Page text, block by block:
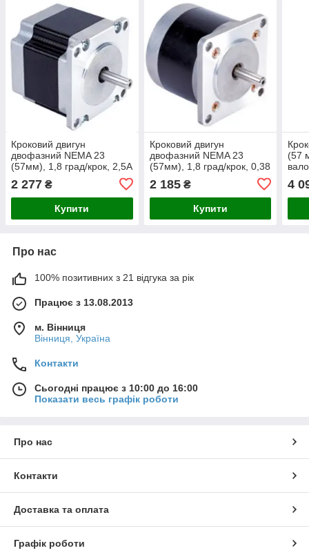
Кроковий двигун
двофазний NEMA 23
(57мм), 1,8 град/крок, 2,5А
2 277 ₴
Купити
Кроковий двигун
двофазний NEMA 23
(57мм), 1,8 град/крок, 0,38
2 185₴
Купити
(57
4
Про нас
100% позитивних з 21 відгука за рік
Працює з 13.08.2013
м. Вінниця
Вінниця, Україна
Контакти
Сьогодні працює з 10:00 до 16:00
Показати весь графік роботи
Про нас
Контакти
Доставка та оплата
Графік роботи